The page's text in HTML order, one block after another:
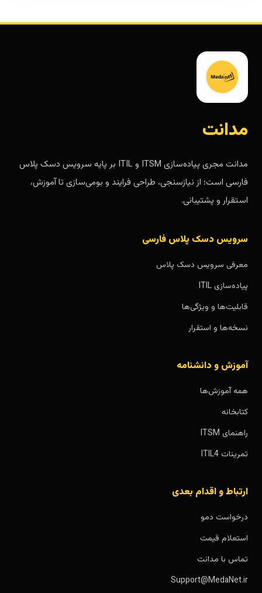
مدانت
مدانت مجری پیاده‌سازی ITSM و ITIL بر پایه سرویس دسک پلاس
فارسی است؛ از نیازسنجی، طراحی فرایند و بومی‌سازی تا آموزش،
استقرار و پشتیبانی.
سرویس دسک پلاس فارسی
معرفی سرویس دسک پلاس
پیاده‌سازی ITIL
قابلیت‌ها و ویژگی‌ها
نسخه‌ها و استقرار
آموزش و دانشنامه
همه آموزش‌ها
کتابخانه
راهنمای ITSM
تمرینات ITIL4
ارتباط و اقدام بعدی
درخواست دمو
استعلام قیمت
تماس با مدانت
Support@MedaNet.ir